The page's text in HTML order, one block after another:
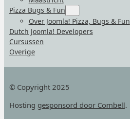
Pizza Bugs & Fun
for
“Pizza
Bugs
Over Joomla! Pizza, Bugs & Fun
Dutch Joomla! Developers
Cursussen
Overige
© Copyright 2025
Hosting gesponsord door Combell.